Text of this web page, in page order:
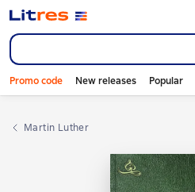
Promo code New releases Popular
Martin Luther